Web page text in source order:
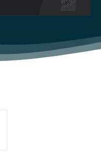
loop.